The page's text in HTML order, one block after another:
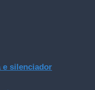
e silenciador